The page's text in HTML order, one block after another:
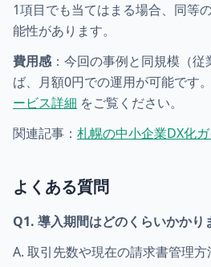
1項目でも当てはまる場合、同等
能性があります。
費用感 ：今回の事例と同規模（
ば、月額0円での運用が可能です
ービス詳細 をご覧ください。
関連記事： 札幌の中小企業DX化
よくある質問
Q1. 導入期間はどのくらいかかり
A. 取引先数や現在の請求書管理